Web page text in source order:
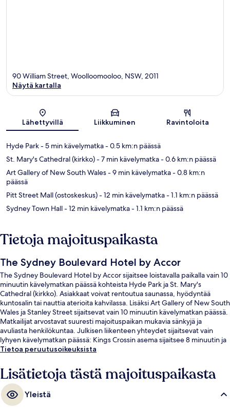
Kartta
90 William Street, Woolloomooloo, NSW, 2011
Näytä kartalla
Lähettyvillä Liikkuminen Ravintoloita
Hyde Park- 5 min kävelymatka- 0.5 km:n päässä
St. Mary's Cathedral (kirkko)- 7 min kävelymatka- 0.6 km:n päässä
Art Gallery of New South Wales- 9 min kävelymatka- 0.8 km:n
päässä
Pitt Street Mall (ostoskeskus)- 12 min kävelymatka- 1.1 km:n päässä
Sydney Town Hall- 12 min kävelymatka- 1.1 km:n päässä
Tietoja majoituspaikasta
The Sydney Boulevard Hotel by Accor
The Sydney Boulevard Hotel by Accor sijaitsee loistavalla paikalla vain 10
minuutin kävelymatkan päässä kohteista Hyde Park ja St. Mary's
Cathedral (kirkko). Asiakkaat voivat rentoutua saunassa, hyödyntää
kuntosalin tai nauttia aterioita kahvilassa. Lisäksi Art Gallery of New South
Wales ja Stanley Street sijaitsevat vain 10 minuutin kävelymatkan päässä.
Matkailijat arvostavat suuresti majoituspaikan mukavia sänkyjä ja
avuliasta henkilökuntaa. Julkisen liikenteen yhteydet sijaitsevat vain
lyhyen kävelymatkan päässä: Kings Crossin asema sijaitsee 8 minuutin ja
St. Jamesin asema 10 minuutin kävelymatkan päässä.
Tietoa peruutusoikeuksista
Lisätietoja tästä majoituspaikasta
Yleistä